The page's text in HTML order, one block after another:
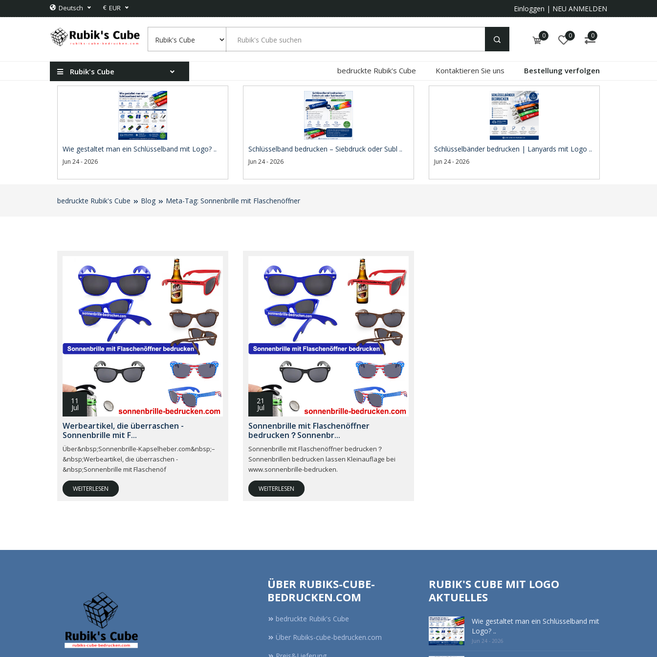
Deutsch € EUR Einloggen | NEU ANMELDEN
0 0 0
Rubik's Cube bedruckte Rubik's Cube Kontaktieren Sie uns Bestellung verfolgen
Wie gestaltet man ein Schlüsselband mit Logo? ..
Jun 24 - 2026
Schlüsselband bedrucken – Siebdruck oder Subl ..
Jun 24 - 2026
Schlüsselbänder bedrucken | Lanyards mit Logo ..
Jun 24 - 2026
bedruckte Rubik's Cube Blog Meta-Tag: Sonnenbrille mit Flaschenöffner
11
Jul
Werbeartikel, die überraschen -
Sonnenbrille mit F...
Über&nbsp;Sonnenbrille-Kapselheber.com&nbsp;–
&nbsp;Werbeartikel, die überraschen -
&nbsp;Sonnenbrille mit Flaschenöf
WEITERLESEN
21
Jul
Sonnenbrille mit Flaschenöffner
bedrucken？Sonnenbr...
Sonnenbrille mit Flaschenöffner bedrucken？
Sonnenbrillen bedrucken lassen Kleinauflage bei
www.sonnenbrille-bedrucken.
WEITERLESEN
ÜBER RUBIKS-CUBE-
BEDRUCKEN.COM
bedruckte Rubik's Cube
Über Rubiks-cube-bedrucken.com
RUBIK'S CUBE MIT LOGO
AKTUELLES
Wie gestaltet man ein Schlüsselband mit
Logo? ..
Jun 24 - 2026